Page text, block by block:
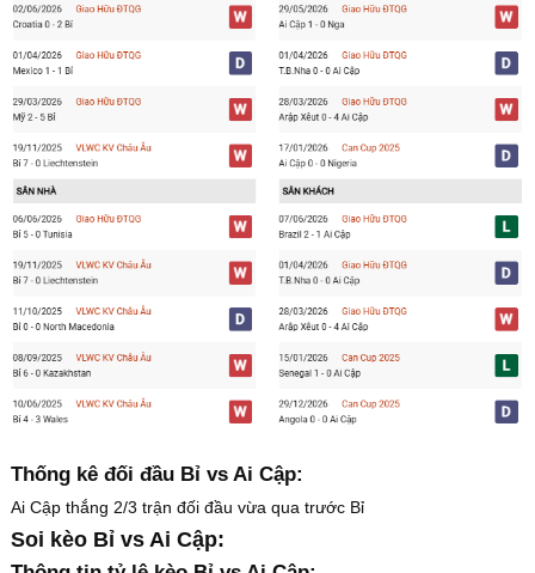
Thống kê đối đầu Bỉ vs Ai Cập:
Ai Cập thắng 2/3 trận đối đầu vừa qua trước Bỉ
Soi kèo Bỉ vs Ai Cập: